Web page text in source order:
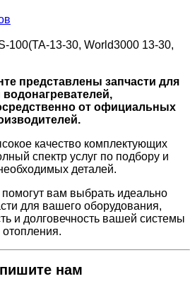
100(TA-13-30, World3000 13-30,
представлены запчасти для
водонагревателей,
от официальных
качество комплектующих
спектр услуг по подбору и
деталей.
вам выбрать идеально
для вашего оборудования,
и долговечность вашей системы
отопления.
нам